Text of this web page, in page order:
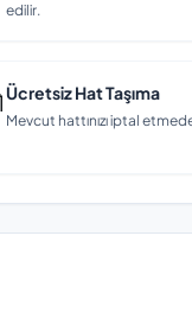
edilir.
Ücretsiz Hat Taşıma
Mevcut hattınızı iptal